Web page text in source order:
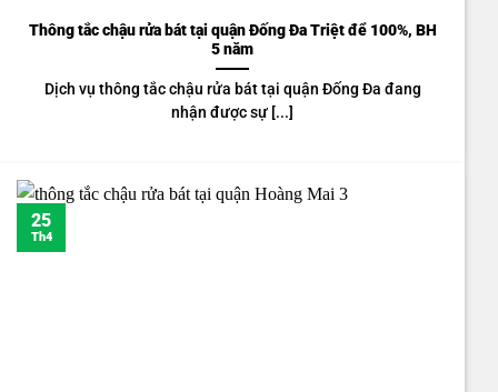
Thông tắc chậu rửa bát tại quận Đống Đa Triệt để 100%, BH
5 năm
Dịch vụ thông tắc chậu rửa bát tại quận Đống Đa đang
nhận được sự [...]
25
Th4